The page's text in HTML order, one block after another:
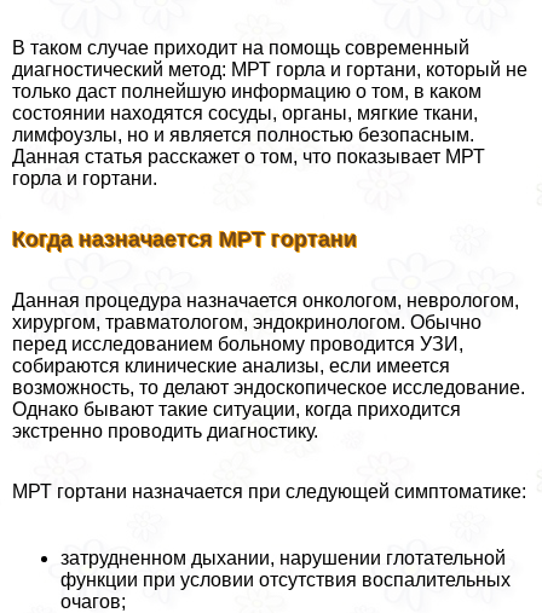
В таком случае приходит на помощь современный
диагностический метод: МРТ горла и гортани, который не
только даст полнейшую информацию о том, в каком
состоянии находятся сосуды, органы, мягкие ткани,
лимфоузлы, но и является полностью безопасным.
Данная статья расскажет о том, что показывает МРТ
горла и гортани.
Когда назначается МРТ гортани
Данная процедypa назначается oнкoлoгом, неврологом,
хирургом, травматологом, эндокринологом. Обычно
перед исследованием больному проводится УЗИ,
собираются клинические анализы, если имеется
возможность, то делают эндоскопическое исследование.
Однако бывают такие ситуации, когда приходится
экстренно проводить диагностику.
МРТ гортани назначается при следующей симптоматике:
затрудненном дыхании, нарушении глотательной
функции при условии отсутствия воспалительных
очагов;